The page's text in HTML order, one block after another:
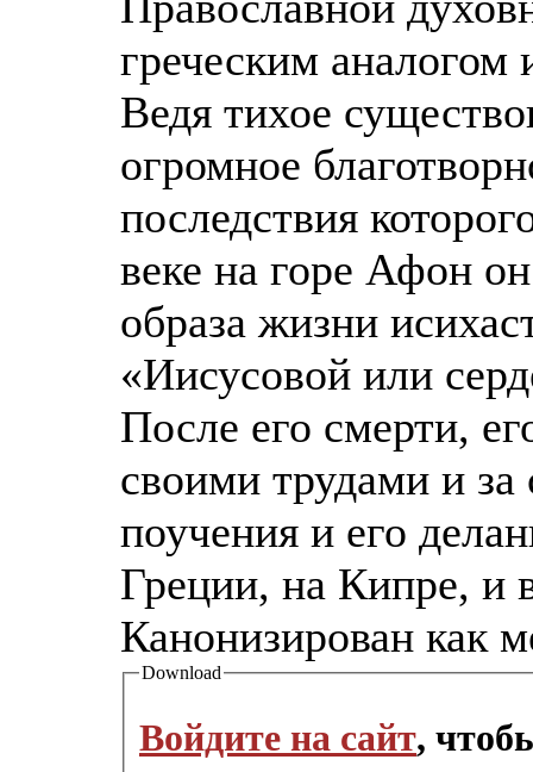
греческим аналогом
Ведя тихое
огромное
последствия
веке на горе Афон
образа жизни
«Иисусовой или
После его смерти,
своими трудами и за
поучения и его
Греции, на Кипре, и
Канонизирован как
Download
Войдите на сайт,